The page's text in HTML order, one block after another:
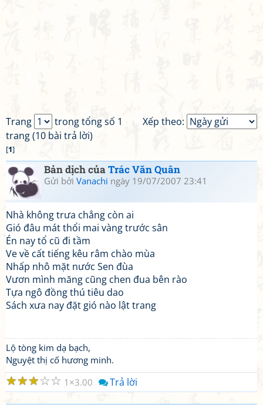
Xếp theo:
Trang
trong tổng số 1
trang (10 bài trả lời)
[1]
Bản dịch củaTrác Văn Quân
Gửi bởi Vanachi ngày 19/07/2007 23:41
Nhà không trưa chẳng còn ai
Gió đâu mát thổi mai vàng trước sân
Én nay tổ cũ đi tầm
Ve về cất tiếng kêu râm chào mùa
Nhấp nhô mặt nước Sen đùa
Vươn mình măng cũng chen đua bên rào
Tựa ngô đồng thú tiêu dao
Sách xưa nay đặt gió nào lật trang
Lộ tòng kim dạ bạch,
Nguyệt thị cố hương minh.
☆
☆
☆
☆
☆ 1 3.00 Trả lời